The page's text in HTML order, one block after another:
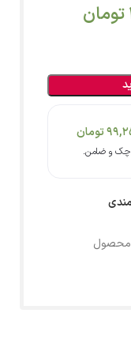
تومان
تومان
محصول